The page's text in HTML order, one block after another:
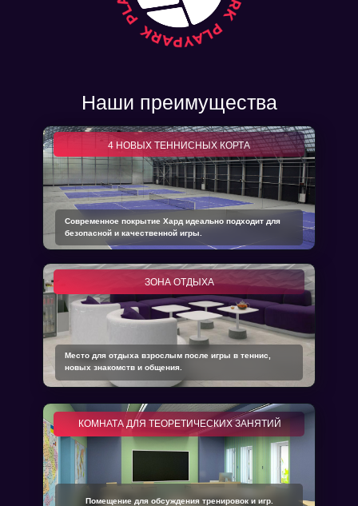
4 НОВЫХ ТЕННИСНЫХ КОРТА
ЗОНА ОТДЫХА
КОМНАТА ДЛЯ ТЕОРЕТИЧЕСКИХ ЗАНЯТИЙ
Место для отдыха взрослым после игры в теннис,
новых знакомств и общения.
Современное покрытие Хард идеально подходит для
безопасной и качественной игры.
Помещение для обсуждения тренировок и игр.
Наши преимущества